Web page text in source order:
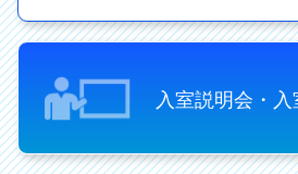
入室説明会・入